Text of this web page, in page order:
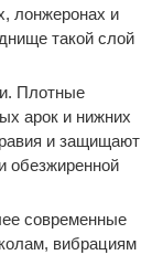
лонжеронах и
такой слой
Плотные
арок и нижних
и защищают
обезжиренной
современные
вибрациям